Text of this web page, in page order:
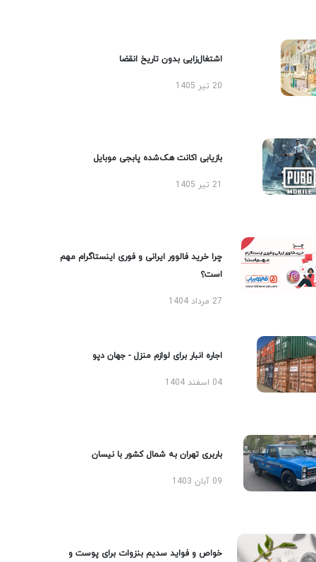
اشتغال‌زایی بدون تاریخ انقضا
20 تیر 1405
بازیابی اکانت هک‌شده پابجی موبایل
چرا خرید فالوور ایرانی و فوری اینستاگرام مهم
است؟
27 مرداد 1404
اجاره انبار برای لوازم منزل - جهان دپو
04 اسفند 1404
باربری تهران به شمال کشور با نیسان
09 آبان 1403
خواص و فواید سدیم بنزوات برای پوست و